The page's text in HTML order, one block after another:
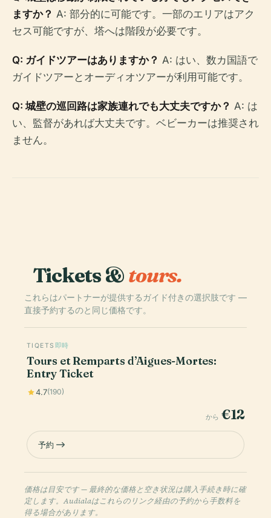
ますか？ A: 部分的に可能です。一部のエリアはアク
セス可能ですが、塔へは階段が必要です。
Q: ガイドツアーはありますか？ A: はい、数カ国語で
ガイドツアーとオーディオツアーが利用可能です。
Q: 城壁の巡回路は家族連れでも大丈夫ですか？ A: は
い、監督があれば大丈夫です。ベビーカーは推奨され
ません。
Tickets &tours.
これらはパートナーが提供するガイド付きの選択肢です —
直接予約するのと同じ価格です。
TIQETS 即時
Tours et Remparts d’Aigues-Mortes:
Entry Ticket
4.7(190)
から €12
予約
価格は目安です — 最終的な価格と空き状況は購入手続き時に確
定します。Audialaはこれらのリンク経由の予約から手数料を
得る場合があります。